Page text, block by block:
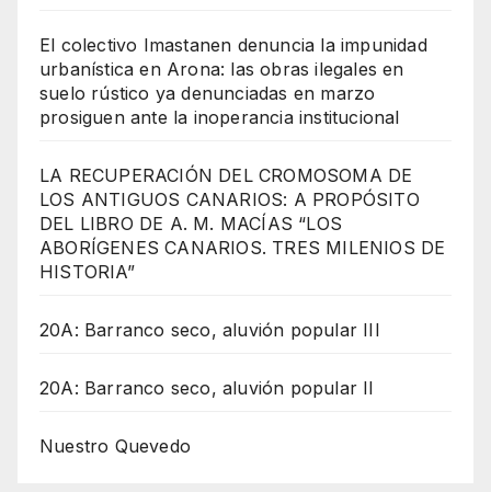
El colectivo Imastanen denuncia la impunidad
urbanística en Arona: las obras ilegales en
suelo rústico ya denunciadas en marzo
prosiguen ante la inoperancia institucional
LA RECUPERACIÓN DEL CROMOSOMA DE
LOS ANTIGUOS CANARIOS: A PROPÓSITO
DEL LIBRO DE A. M. MACÍAS “LOS
ABORÍGENES CANARIOS. TRES MILENIOS DE
HISTORIA”
20A: Barranco seco, aluvión popular III
20A: Barranco seco, aluvión popular II
Nuestro Quevedo